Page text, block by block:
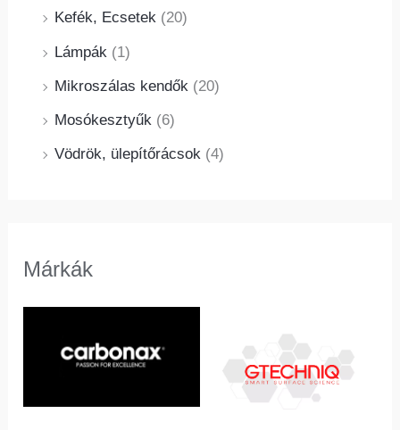
Kefék, Ecsetek (20)
Lámpák (1)
Mikroszálas kendők (20)
Mosókesztyűk (6)
Vödrök, ülepítőrácsok (4)
Márkák